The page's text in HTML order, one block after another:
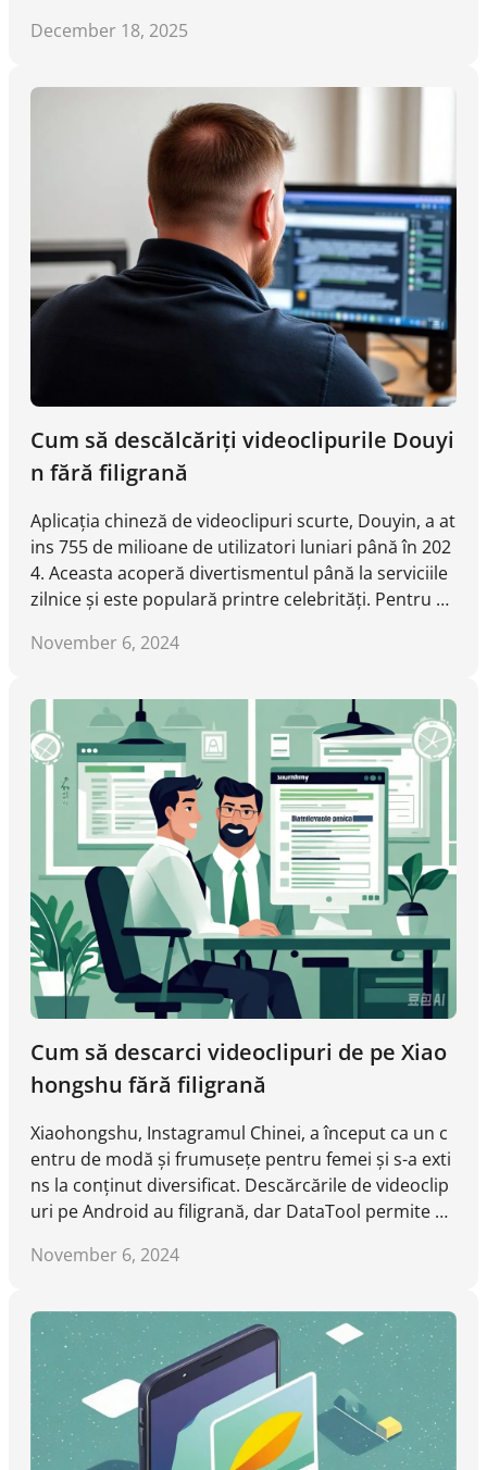
oare sau încrederea doar în metrice superficiale du
Cercetarea video eficientă nu este doar despre insp
irație. Este vorba despre înțelegerea sistematică a c
eea ce funcționează, de ce funcționează și cum poat
December 18, 2025
Cum să descălcăriți videoclipurile Douyi
n fără filigrană
Aplicația chineză de videoclipuri scurte, Douyin, a at
ins 755 de milioane de utilizatori luniari până în 202
4. Aceasta acoperă divertismentul până la serviciile
zilnice și este populară printre celebrități. Pentru ut
precum DataTool permit accesarea și descărcarea v
November 6, 2024
Cum să descarci videoclipuri de pe Xiao
hongshu fără filigrană
Xiaohongshu, Instagramul Chinei, a început ca un c
entru de modă și frumusețe pentru femei și s-a exti
ns la conținut diversificat. Descărcările de videoclip
uri pe Android au filigrană, dar DataTool permite de
November 6, 2024